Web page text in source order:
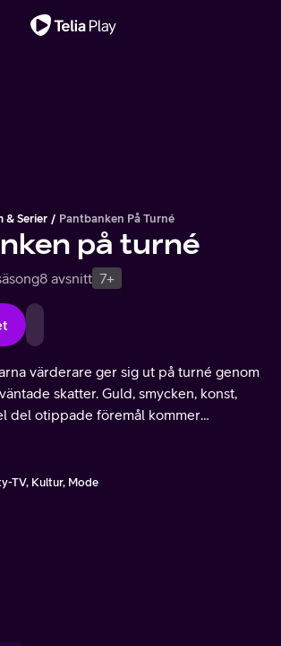
& Serier Pantbanken På Turné
på turné
8 avsnitt 7+
värderare ger sig ut på turné genom
skatter. Guld, smycken, konst,
del otippade föremål kommer
TV, Kultur, Mode